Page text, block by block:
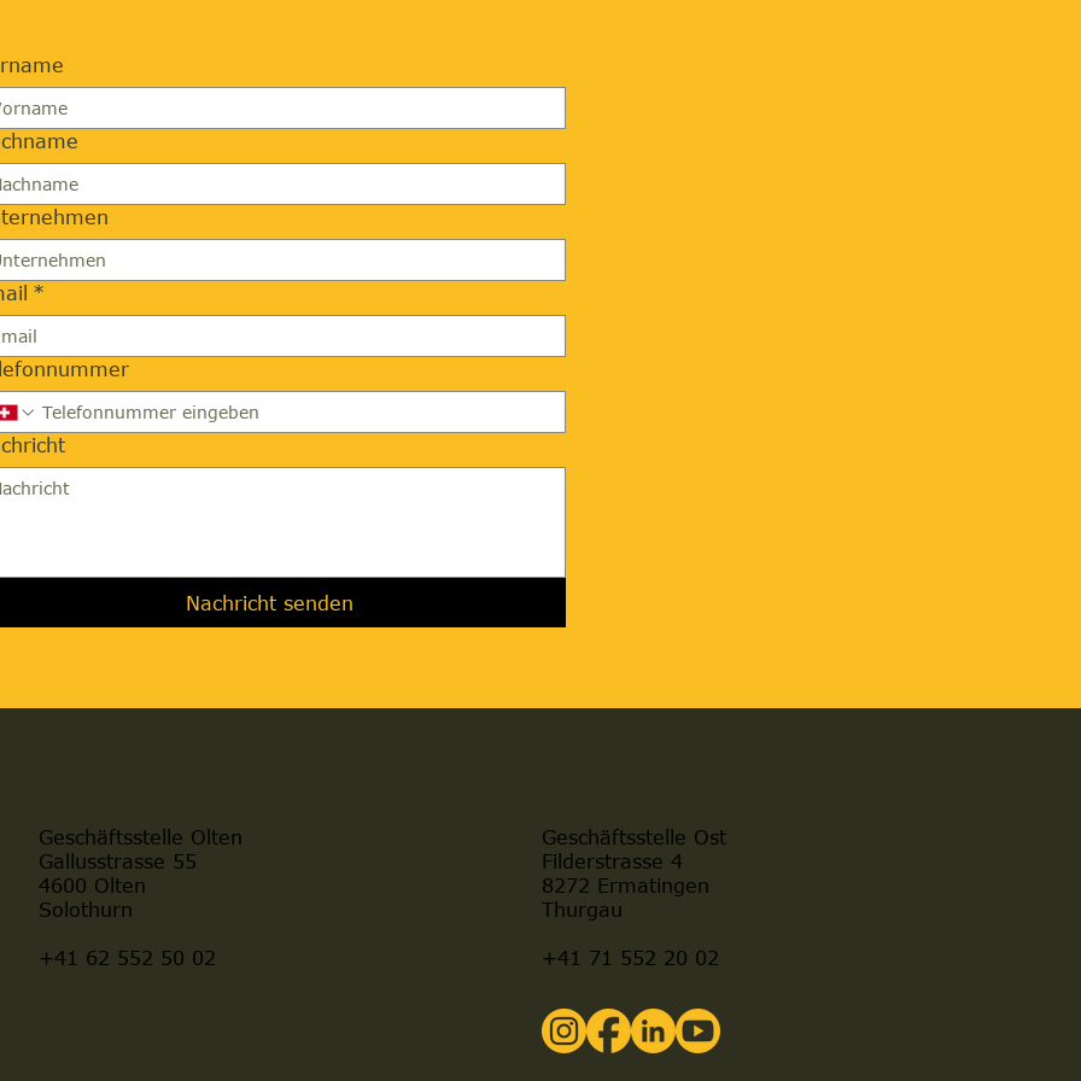
*
Nachricht senden
Geschäftsstelle Olten
Gallusstrasse 55
4600 Olten
Geschäftsstelle Ost
Filderstrasse 4
8272 Ermatingen
Solothurn
+41 62 552 50 02
Thurgau
+41 71 552 20 02